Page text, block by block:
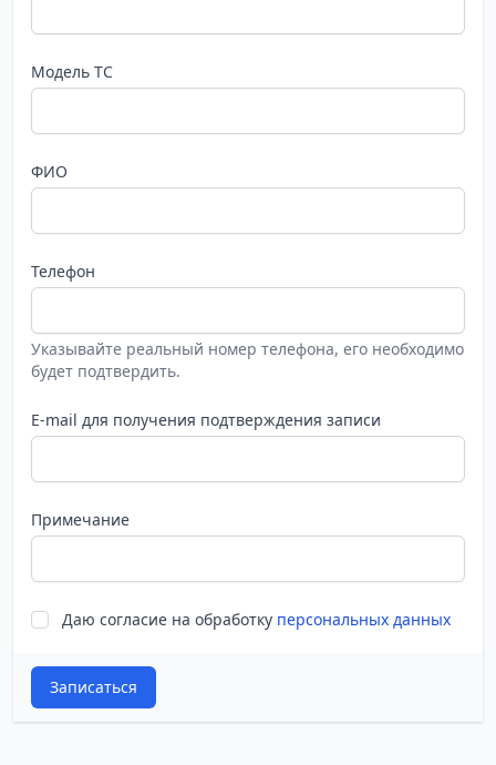
Модель ТС
ФИО
Телефон
Указывайте реальный номер телефона, его необходимо
будет подтвердить.
E-mail для получения подтверждения записи
Примечание
Даю согласие на обработку персональных данных
Записаться